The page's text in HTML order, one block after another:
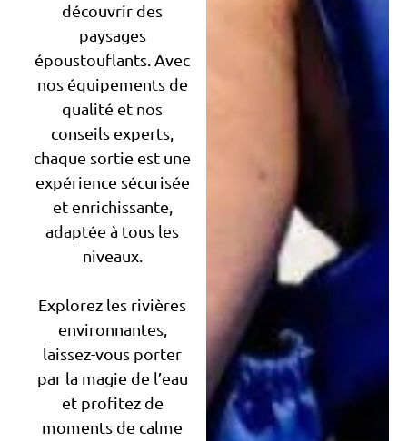
découvrir des
paysages
époustouflants. Avec
nos équipements de
qualité et nos
conseils experts,
chaque sortie est une
expérience sécurisée
et enrichissante,
adaptée à tous les
niveaux.
Explorez les rivières
environnantes,
laissez-vous porter
par la magie de l’eau
et profitez de
moments de calme